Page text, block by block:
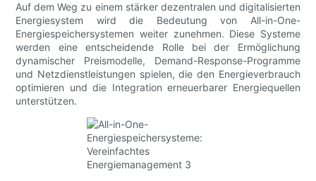
Auf dem Weg zu einem stärker dezentralen und digitalisierten
Energiesystem wird die Bedeutung von All-in-One-
Energiespeichersystemen weiter zunehmen. Diese Systeme
werden eine entscheidende Rolle bei der Ermöglichung
dynamischer Preismodelle, Demand-Response-Programme
und Netzdienstleistungen spielen, die den Energieverbrauch
optimieren und die Integration erneuerbarer Energiequellen
unterstützen.